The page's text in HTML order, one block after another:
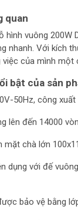
quan
hình vuông
nhanh. Với kích
của mình một
bật của sản
50Hz, công xuất
lên đến 14000
mặt chà lớn
dụng với đế
bảo vệ bằng